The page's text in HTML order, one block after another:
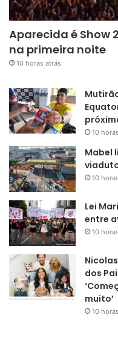
Aparecida é Show
na primeira noite
10 horas atrás
10
Mabel
10
Lei
entre
10
dos
muito’
10